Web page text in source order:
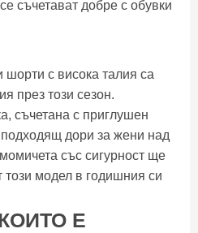
съчетават добре с обувки
шорти с висока талия са
през този сезон.
съчетана с приглушен
дори за жени над
със сигурност ще
този модел в годишния си
Е